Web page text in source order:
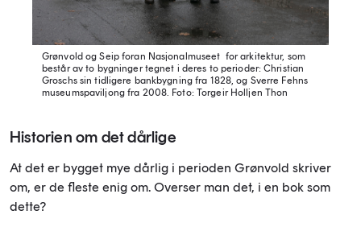
Grønvold og Seip foran Nasjonalmuseet for arkitektur, som
består av to bygninger tegnet i deres to perioder: Christian
Groschs sin tidligere bankbygning fra 1828, og Sverre Fehns
museumspaviljong fra 2008. Foto: Torgeir Holljen Thon
Historien om det dårlige
At det er bygget mye dårlig i perioden Grønvold skriver
om, er de fleste enig om. Overser man det, i en bok som
dette?